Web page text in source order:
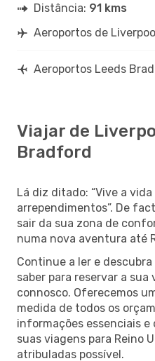
Distância: 91 kms
Aeroportos de
Aeroportos Leeds
Viajar de
Bradford
Lá diz ditado: “Vive a
arrependimentos”. De
sair da sua zona de
numa nova aventura até
Continue a ler e
saber para reservar a
connosco. Oferecemos
medida de todos os
informações essenciais e
suas viagens para Reino
atribuladas possível.